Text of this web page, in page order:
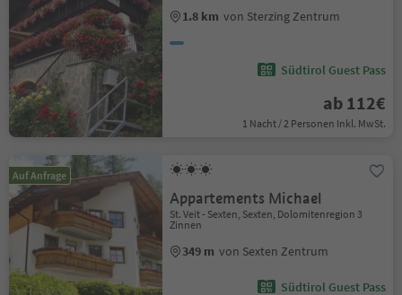
1.8 km von Sterzing Zentrum
Südtirol Guest Pass
ab 112€
1 Nacht / 2 Personen Inkl. MwSt.
Auf Anfrage
Appartements Michael
St. Veit - Sexten, Sexten, Dolomitenregion 3
Zinnen
349 m von Sexten Zentrum
Südtirol Guest Pass